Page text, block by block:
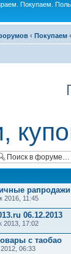
Покупаем.
‹ Покупаем ‹
рапродажи
2016, 11:45
06.12.2013
2013, 17:02
с таобао
06:33